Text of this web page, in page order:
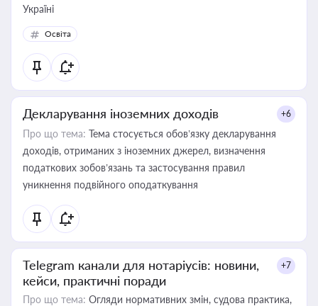
Україні
Освіта
Декларування іноземних доходів +6
Про що тема: Тема стосується обов’язку декларування
доходів, отриманих з іноземних джерел, визначення
податкових зобов’язань та застосування правил
уникнення подвійного оподаткування
Telegram канали для нотаріусів: новини,
кейси, практичні поради
+7
Про що тема: Огляди нормативних змін, судова практика,